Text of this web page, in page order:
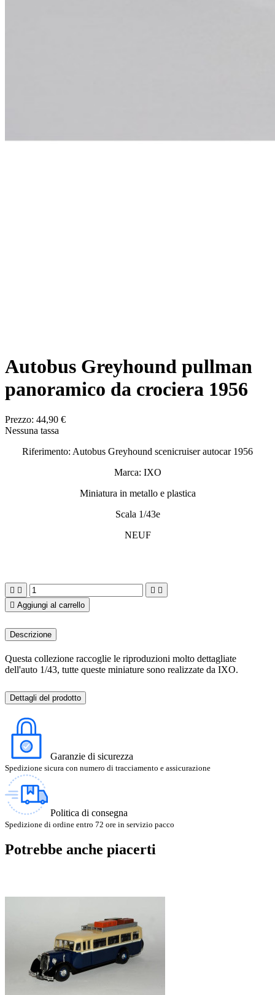
Autobus Greyhound pullman
panoramico da crociera 1956
Prezzo: 44,90 €
Nessuna tassa
Riferimento: Autobus Greyhound scenicruiser autocar 1956
Marca: IXO
Miniatura in metallo e plastica
Scala 1/43e
NEUF
   
 Aggiungi al carrello
Descrizione
Questa collezione raccoglie le riproduzioni molto dettagliate
dell'auto 1/43, tutte queste miniature sono realizzate da IXO.
Dettagli del prodotto
Garanzie di sicurezza
Spedizione sicura con numero di tracciamento e assicurazione
Politica di consegna
Spedizione di ordine entro 72 ore in servizio pacco
Potrebbe anche piacerti